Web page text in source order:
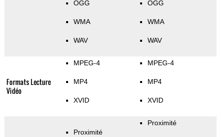
OGG
WMA
WAV
OGG
WMA
WAV
Formats Lecture
Vidéo
MPEG-4
MP4
XVID
MPEG-4
MP4
XVID
Proximité
Proximité